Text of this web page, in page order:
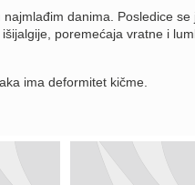
danima. Posledice
poremećaja vratne i
ima deformitet kičme.